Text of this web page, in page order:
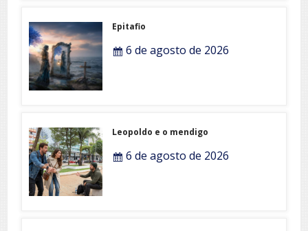
Epitafio
6 de agosto de 2026
Leopoldo e o mendigo
6 de agosto de 2026